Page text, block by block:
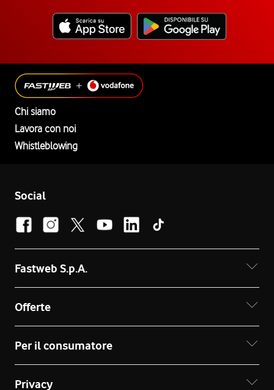
Chi siamo
Lavora con noi
Whistleblowing
Social
Fastweb S.p.A.
Offerte
Per il consumatore
Privacy